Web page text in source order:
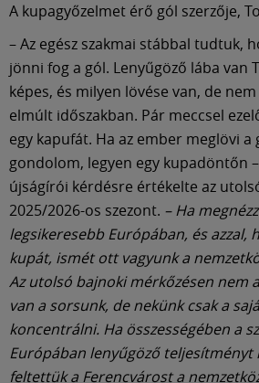
A kupagyőzelmet érő gól szerzője,
– Az egész szakmai stábbal tudtuk,
jönni fog a gól. Lenyűgöző lába van
képes, és milyen lövése van, de
elmúlt időszakban. Pár meccsel
egy kapufát. Ha az ember meglövi a
gondolom, legyen egy kupadöntőn
újságírói kérdésre értékelte az
2025/2026-os szezont. – Ha
legsikeresebb Európában, és azzal,
kupát, ismét ott vagyunk a
Az utolsó bajnoki mérkőzésen nem
van a sorsunk, de nekünk csak a
koncentrálni. Ha összességében a
Európában lenyűgöző
feltettük a Ferencvárost a